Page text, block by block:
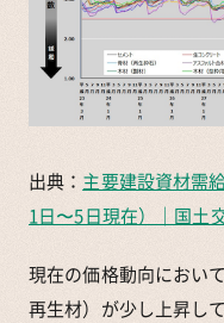
出典： 主要建設資材需
1日〜5日現在）｜国土
現在の価格動向におい
再生材）が少し上昇して